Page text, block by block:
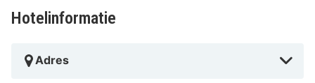
Warm welkom hier!
Hotelinformatie
Adres